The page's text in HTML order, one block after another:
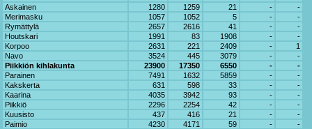
Askainen
1280 1259 21 -
-
Merimasku
1057 1052 5 -
-
Rymättylä
2657 2616 41 -
-
Houtskari
1991 83 1908 -
-
Korpoo
2631 221 2409 -
1
Navo
3524 445 3079 -
-
Piikkiön kihlakunta
23900 17350 6550 -
-
Parainen
7491 1632 5859 -
-
Kakskerta
631 598 33 -
-
Kaarina
4035 3942 93 -
-
Piikkiö
2296 2254 42 -
-
Kuusisto
437 416 21 -
-
Paimio
4230 4171 59 -
-